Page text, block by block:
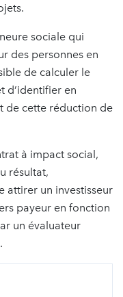
sociale qui
des personnes en
de calculer le
d’identifier en
de cette réduction de
à impact social,
résultat,
attirer un investisseur
payeur en fonction
un évaluateur